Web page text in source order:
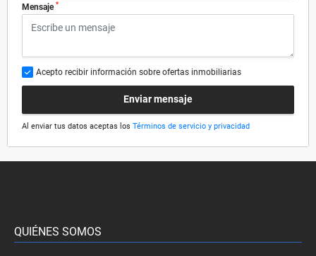
Mensaje *
Acepto recibir información sobre ofertas inmobiliarias
Enviar mensaje
Al enviar tus datos aceptas los Términos de servicio y privacidad
QUIÉNES SOMOS